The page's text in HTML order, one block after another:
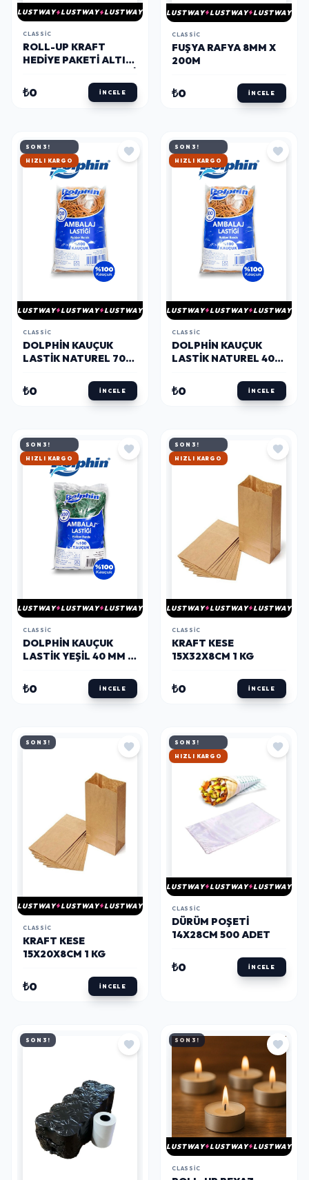
LUSTWAY LUSTWAY LUSTWAY
CLASSIC
ROLL-UP KRAFT
HEDIYE PAKETI ALTIN
₺0 İNCELE
LUSTWAY LUSTWAY LUSTWAY
CLASSIC
FUŞYA RAFYA 8MM X
200M
₺0 İNCELE
SON 3!
HIZLI KARGO
LUSTWAY LUSTWAY LUSTWAY
CLASSIC
DOLPHIN KAUÇUK
LASTIK NATUREL 70
₺0 İNCELE
SON 3!
HIZLI KARGO
LUSTWAY LUSTWAY LUSTWAY
CLASSIC
DOLPHIN KAUÇUK
LASTIK NATUREL 40
₺0 İNCELE
SON 3!
HIZLI KARGO
LUSTWAY LUSTWAY LUSTWAY
CLASSIC
DOLPHIN KAUÇUK
LASTIK YEŞIL 40 MM X
₺0 İNCELE
SON 3!
HIZLI KARGO
LUSTWAY LUSTWAY LUSTWAY
CLASSIC
KRAFT KESE
15X32X8CM 1 KG
₺0 İNCELE
SON 3!
LUSTWAY LUSTWAY LUSTWAY
CLASSIC
KRAFT KESE
15X20X8CM 1 KG
₺0 İNCELE
SON 3!
HIZLI KARGO
LUSTWAY LUSTWAY LUSTWAY
CLASSIC
DÜRÜM POŞETI
14X28CM 500 ADET
₺0 İNCELE
SON 3! SON 3!
LUSTWAY LUSTWAY LUSTWAY
CLASSIC